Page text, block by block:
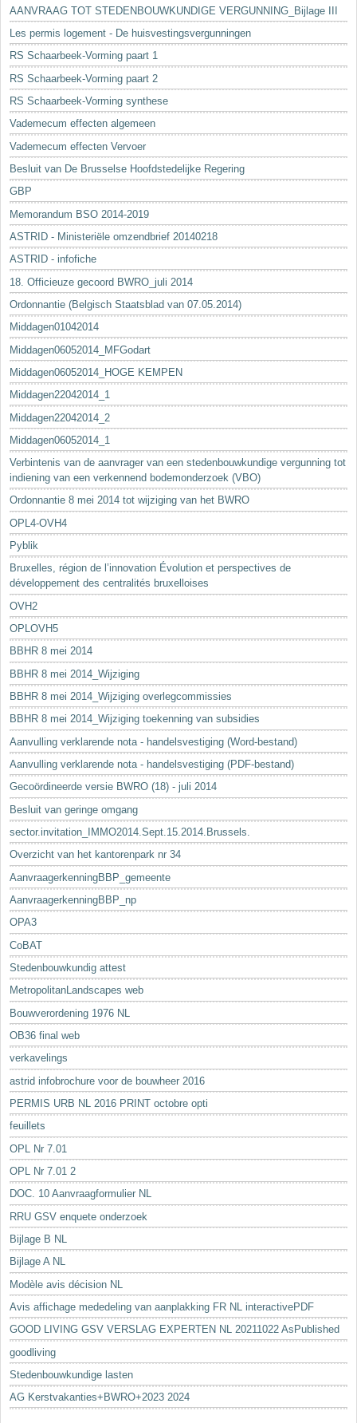
AANVRAAG TOT STEDENBOUWKUNDIGE VERGUNNING_Bijlage III
Les permis logement - De huisvestingsvergunningen
RS Schaarbeek-Vorming paart 1
RS Schaarbeek-Vorming paart 2
RS Schaarbeek-Vorming synthese
Vademecum effecten algemeen
Vademecum effecten Vervoer
Besluit van De Brusselse Hoofdstedelijke Regering
GBP
Memorandum BSO 2014-2019
ASTRID - Ministeriële omzendbrief 20140218
ASTRID - infofiche
18. Officieuze gecoord BWRO_juli 2014
Ordonnantie (Belgisch Staatsblad van 07.05.2014)
Middagen01042014
Middagen06052014_MFGodart
Middagen06052014_HOGE KEMPEN
Middagen22042014_1
Middagen22042014_2
Middagen06052014_1
Verbintenis van de aanvrager van een stedenbouwkundige vergunning tot
indiening van een verkennend bodemonderzoek (VBO)
Ordonnantie 8 mei 2014 tot wijziging van het BWRO
OPL4-OVH4
Pyblik
Bruxelles, région de l’innovation Évolution et perspectives de
développement des centralités bruxelloises
OVH2
OPLOVH5
BBHR 8 mei 2014
BBHR 8 mei 2014_Wijziging
BBHR 8 mei 2014_Wijziging overlegcommissies
BBHR 8 mei 2014_Wijziging toekenning van subsidies
Aanvulling verklarende nota - handelsvestiging (Word-bestand)
Aanvulling verklarende nota - handelsvestiging (PDF-bestand)
Gecoördineerde versie BWRO (18) - juli 2014
Besluit van geringe omgang
sector.invitation_IMMO2014.Sept.15.2014.Brussels.
Overzicht van het kantorenpark nr 34
AanvraagerkenningBBP_gemeente
AanvraagerkenningBBP_np
OPA3
CoBAT
Stedenbouwkundig attest
MetropolitanLandscapes web
Bouwverordening 1976 NL
OB36 final web
verkavelings
astrid infobrochure voor de bouwheer 2016
PERMIS URB NL 2016 PRINT octobre opti
feuillets
OPL Nr 7.01
OPL Nr 7.01 2
DOC. 10 Aanvraagformulier NL
RRU GSV enquete onderzoek
Bijlage B NL
Bijlage A NL
Modèle avis décision NL
Avis affichage mededeling van aanplakking FR NL interactivePDF
GOOD LIVING GSV VERSLAG EXPERTEN NL 20211022 AsPublished
goodliving
Stedenbouwkundige lasten
AG Kerstvakanties+BWRO+2023 2024